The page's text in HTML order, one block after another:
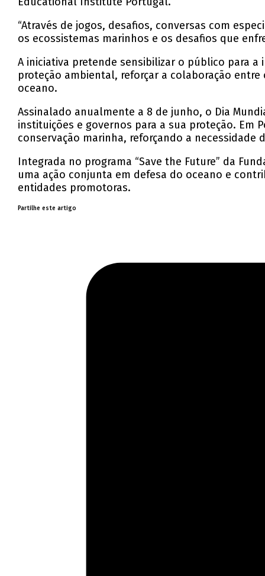
“Através de jogos, desafios, conversas com
os ecossistemas marinhos e os desafios que
A iniciativa pretende sensibilizar o público para
proteção ambiental, reforçar a colaboração
oceano.
Assinalado anualmente a 8 de junho, o Dia
instituições e governos para a sua proteção. Em
conservação marinha, reforçando a
Integrada no programa “Save the Future” da
uma ação conjunta em defesa do oceano e
entidades promotoras.
Partilhe este artigo